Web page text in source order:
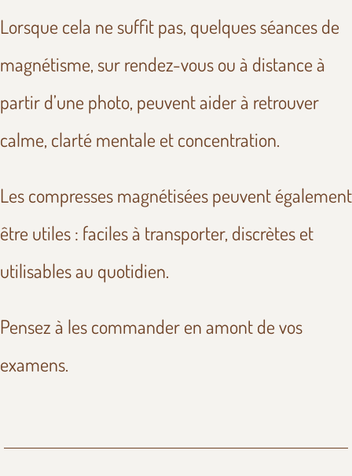
Lorsque cela ne suffit pas, quelques séances de
magnétisme, sur rendez-vous ou à distance à
partir d’une photo, peuvent aider à retrouver
calme, clarté mentale et concentration.
Les compresses magnétisées peuvent également
être utiles : faciles à transporter, discrètes et
utilisables au quotidien.
Pensez à les commander en amont de vos
examens.